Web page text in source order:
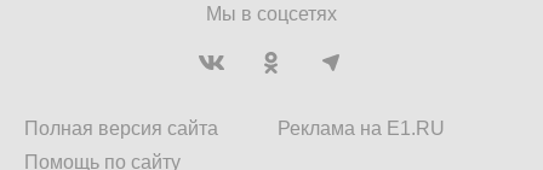
Мы в соцсетях
Полная версия сайта
Помощь по сайту
Реклама на E1.RU